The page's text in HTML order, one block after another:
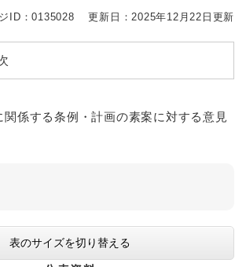
ID：0135028 更新日：2025年12月22日更新
関係する条例・計画の素案に対する意見
表のサイズを切り替える